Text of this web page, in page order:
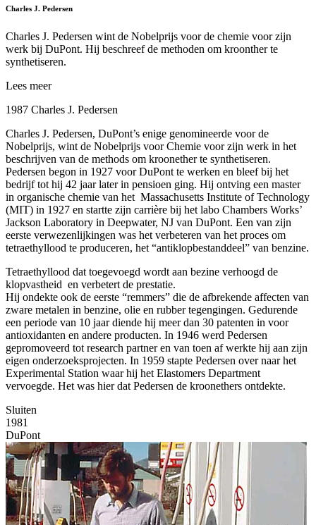
Charles J. Pedersen
Charles J. Pedersen wint de Nobelprijs voor de chemie voor zijn
werk bij DuPont. Hij beschreef de methoden om kroonther te
synthetiseren.
Lees meer
1987 Charles J. Pedersen
Charles J. Pedersen, DuPont’s enige genomineerde voor de
Nobelprijs, wint de Nobelprijs voor Chemie voor zijn werk in het
beschrijven van de methods om kroonether te synthetiseren.
Pedersen begon in 1927 voor DuPont te werken en bleef bij het
bedrijf tot hij 42 jaar later in pensioen ging. Hij ontving een master
in organische chemie van het Massachusetts Institute of Technology
(MIT) in 1927 en startte zijn carrière bij het labo Chambers Works’
Jackson Laboratory in Deepwater, NJ van DuPont. Een van zijn
eerste verwezenlijkingen was het verbeteren van het proces om
tetraethyllood te produceren, het “antiklopbestanddeel” van benzine.
Tetraethyllood dat toegevoegd wordt aan bezine verhoogd de
klopvastheid en verbetert de prestatie.
Hij ondekte ook de eerste “remmers” die de afbrekende affecten van
zware metalen in benzine, olie en rubber tegengingen. Gedurende
een periode van 10 jaar diende hij meer dan 30 patenten in voor
antioxidanten en andere producten. In 1946 werd Pedersen
gepromoveerd tot research partner en van toen af werkte hij aan zijn
eigen onderzoeksprojecten. In 1959 stapte Pedersen over naar het
Experimental Station waar hij het Elastomers Department
vervoegde. Het was hier dat Pedersen de kroonethers ontdekte.
Sluiten
1981
DuPont